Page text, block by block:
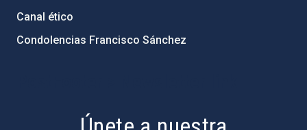
Canal ético
Condolencias Francisco Sánchez